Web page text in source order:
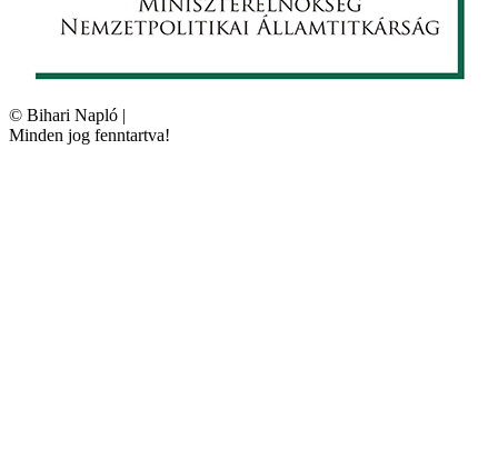
© Bihari Napló |
Minden jog fenntartva!